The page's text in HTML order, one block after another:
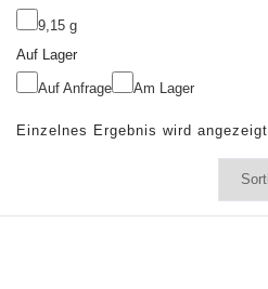
9,15 g
Auf Lager
Auf Anfrage Am Lager
Einzelnes Ergebnis wird angezeigt